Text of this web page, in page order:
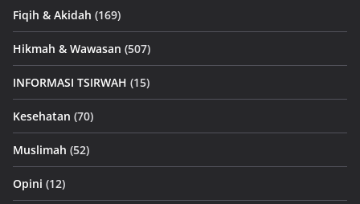
Fiqih & Akidah (169)
Hikmah & Wawasan (507)
INFORMASI TSIRWAH (15)
Kesehatan (70)
Muslimah (52)
Opini (12)